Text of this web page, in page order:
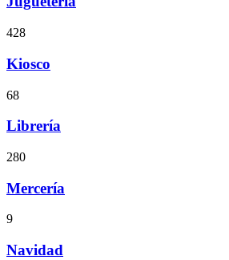
428
Kiosco
68
Librería
280
Mercería
9
Navidad